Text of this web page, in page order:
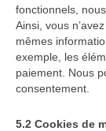
fonctionnels,
Ainsi, vous
mêmes
exemple, les
paiement. Nous
consentement.
5.2 Cookies de